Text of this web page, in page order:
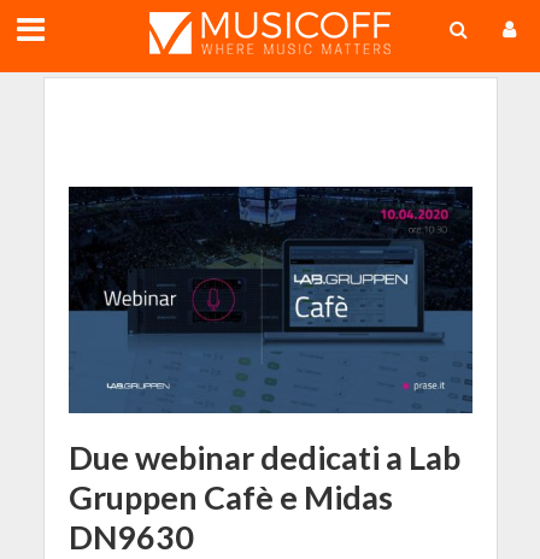
Due webinar dedicati a Lab
Gruppen Cafè e Midas
DN9630